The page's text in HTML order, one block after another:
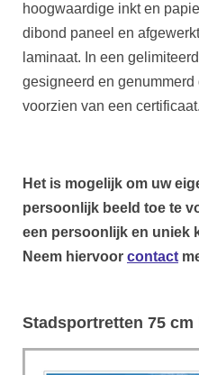
hoogwaardige inkt en
dibond paneel en
laminaat. In een
gesigneerd en
voorzien van een certificaat.
Het is mogelijk om uw
persoonlijk beeld toe te
een persoonlijk en uniek
Neem hiervoor contact
Stadsportretten 75